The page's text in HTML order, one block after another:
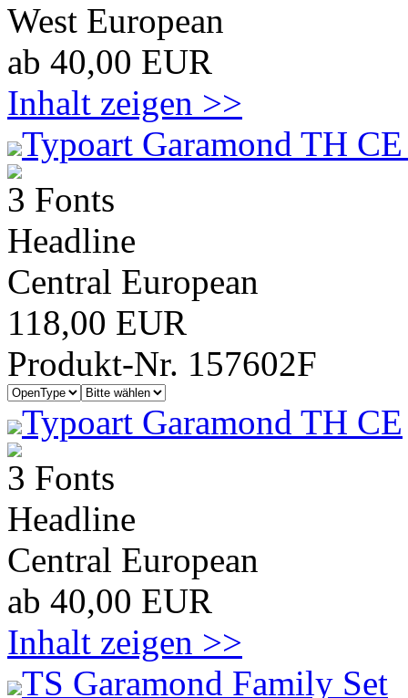
West European
ab 40,00 EUR
Inhalt zeigen >>
Typoart Garamond TH
3 Fonts
Headline
Central European
118,00 EUR
Produkt-Nr. 157602F
Typoart Garamond TH CE
3 Fonts
Headline
Central European
ab 40,00 EUR
Inhalt zeigen >>
TS Garamond Family Set